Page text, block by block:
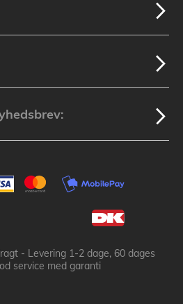
- Levering 1-2 dage, 60 dages
service med garanti